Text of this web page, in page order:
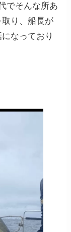
でそんな所あ
り、船長が
なっており